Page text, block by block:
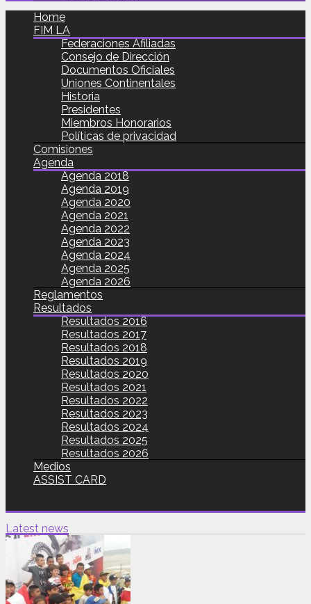
Home
FIM LA
Federaciones Afiliadas
Consejo de Dirección
Documentos Oficiales
Uniones Continentales
Historia
Presidentes
Miembros Honorarios
Políticas de privacidad
Comisiones
Agenda
Agenda 2018
Agenda 2019
Agenda 2020
Agenda 2021
Agenda 2022
Agenda 2023
Agenda 2024
Agenda 2025
Agenda 2026
Reglamentos
Resultados
Resultados 2016
Resultados 2017
Resultados 2018
Resultados 2019
Resultados 2020
Resultados 2021
Resultados 2022
Resultados 2023
Resultados 2024
Resultados 2025
Resultados 2026
Medios
ASSIST CARD
Latest news